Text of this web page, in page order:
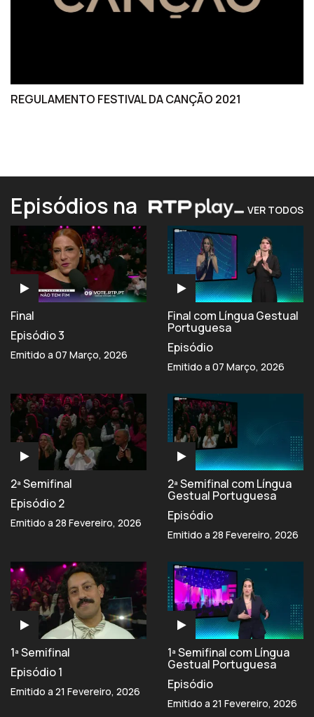
REGULAMENTO FESTIVAL DA CANÇÃO 2021
Episódios na VER TODOS
Final
Episódio 3
Emitido a 07 Março, 2026
Final com Língua Gestual
Portuguesa
Episódio
Emitido a 07 Março, 2026
2ª Semifinal
Episódio 2
Emitido a 28 Fevereiro, 2026
2ª Semifinal com Língua
Gestual Portuguesa
Episódio
Emitido a 28 Fevereiro, 2026
1ª Semifinal
Episódio 1
Emitido a 21 Fevereiro, 2026
1ª Semifinal com Língua
Gestual Portuguesa
Episódio
Emitido a 21 Fevereiro, 2026